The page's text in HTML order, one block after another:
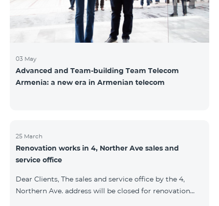
Namibi
03 May
Advanced and Team-building Team Telecom
Armenia: a new era in Armenian telecom
25 March
Renovation works in 4, Norther Ave sales and
service office
Dear Clients, The sales and service office by the 4,
Northern Ave. address will be closed for renovation